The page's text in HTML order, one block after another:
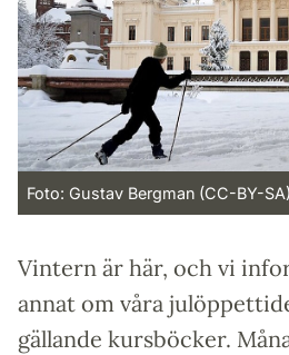
Foto: Gustav Bergman (CC-BY-SA)
Vintern är här, och vi
annat om våra
gällande kursböcker.